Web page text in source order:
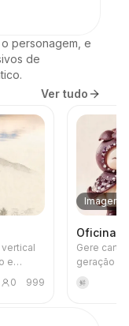
personagem, e
de
Ver tudo
e
de
0 999
Imagem
Oficina
Gere
geração
鲜